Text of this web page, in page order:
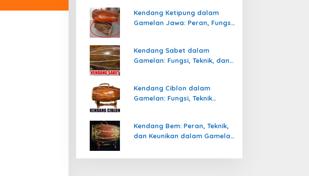
Kendang Ketipung dalam
Gamelan Jawa: Peran, Fungsi,
Kendang Sabet dalam
Gamelan: Fungsi, Teknik, dan
Kendang Ciblon dalam
Gamelan: Fungsi, Teknik
Kendang Bem: Peran, Teknik,
dan Keunikan dalam Gamelan